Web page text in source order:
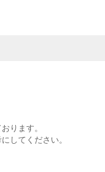
ります。
してください。